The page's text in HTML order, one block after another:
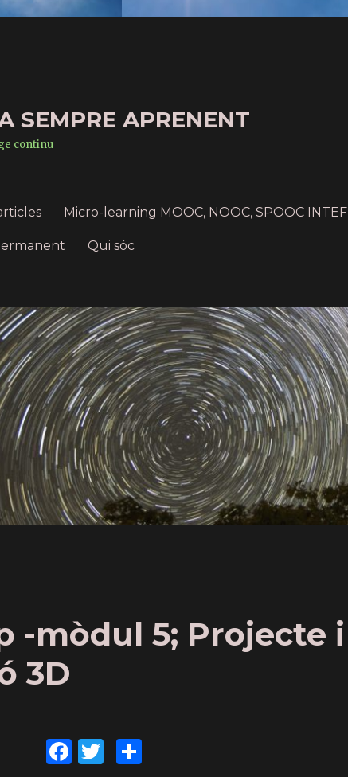
SEMPRE APRENENT
continu
Micro-learning MOOC, NOOC, SPOOC INTEF
Qui sóc
-mòdul 5; Projecte i
3D
F T
C